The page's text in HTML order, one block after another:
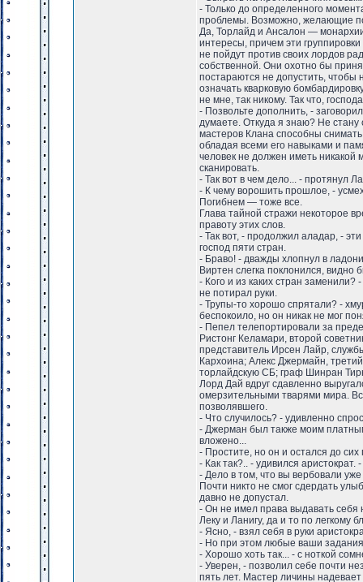
- Только до определенного
проблемы. Возможно, желающие
Да, Торлайд и Ансалон —
интересы, причем эти
не пойдут против своих лордов
собственной. Они охотно бы
постараются не допустить, чтобы
означать кварковую
не мне, так никому. Так что,
- Позвольте дополнить, -
думаете. Откуда я знаю? Не стану
мастеров Клана способны
обладая всеми его навыками и
человек не должен иметь
сканировать.
- Так вот в чем дело... - протянул
- К чему ворошить прошлое, -
Погибнем — тоже все.
Глава тайной стражи некоторое
правоту этих слов.
- Так вот, - продолжил аладар, -
господ пяти стран.
- Браво! - дважды хлопнул в
Виртен слегка поклонился, видно
- Кого и из каких стран заменили?
не потирал руки.
- Трупы-то хорошо спрятали? -
беспокоило, но он никак не мог
- Пепел телепортировали за
Ристонг Келамари, второй
представитель Ирсен Лайр,
Кархоина; Алекс Джермайн,
торлайдскую СБ; граф Шинран
Лорд Дай вдруг сдавленно
омерзительными тварями мира.
позволявшего.
- Что случилось? - удивленно
- Джерман был также моим
вложено...
- Простите, но он и остался до
- Как так?.. - удивился
- Дело в том, что вы вербовали уже
Почти никто не смог сдердать
давно не допустал.
- Он не имел права выдавать себя
Леку и Ланигу, да и то по легкому
- Ясно, - взял себя в руки
- Но при этом любые ваши
- Хорошо хоть так... - с ноткой
- Уверен, - позволил себе почти
пять лет. Мастер личины